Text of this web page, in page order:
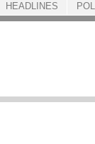
HEADLINES